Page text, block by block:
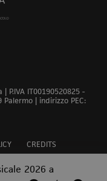
2026Scopri
2026 a
Scopri
Scopri
Scopri
P.IVA IT00190520825 -
| indirizzo PEC:
CREDITS